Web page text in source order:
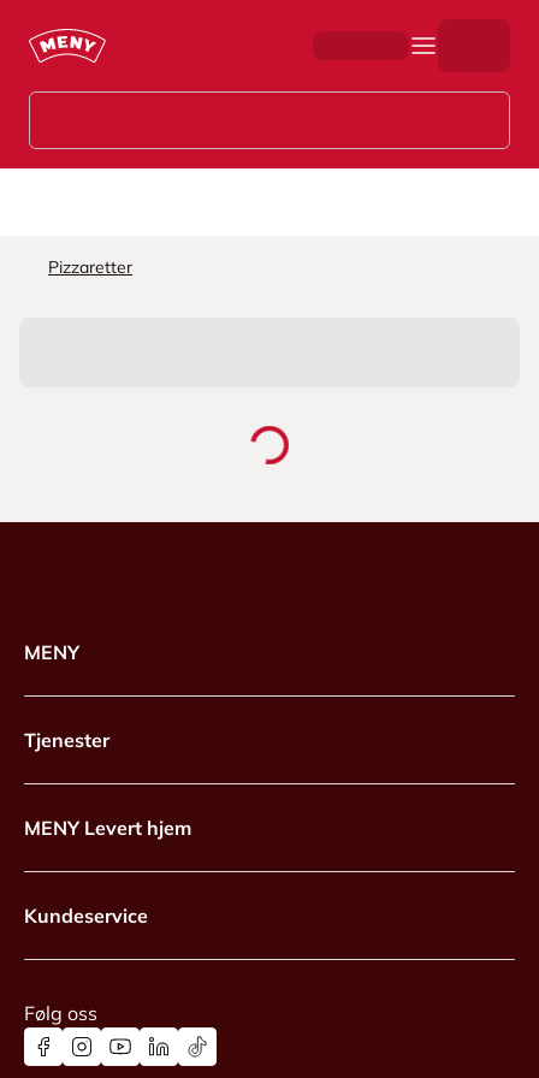
Pizzaretter
MENY
Tjenester
MENY Levert hjem
Kundeservice
Følg oss